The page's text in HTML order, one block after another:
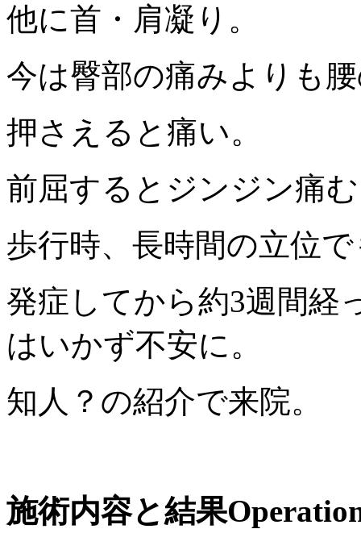
他に首・肩凝り。
今は臀部の痛みよりも
押さえると痛い。
前屈するとジンジン痛
歩行時、長時間の立位
発症してから約3週間経
はいかず不安に。
知人？の紹介で来院。
施術内容と結果